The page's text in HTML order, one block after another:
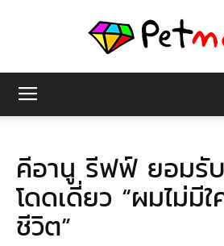
มายา
คีอานู รีฟฟ์ ยอมรับ
โดดเดี่ยว “ผมไม่มี
ชีวิต”